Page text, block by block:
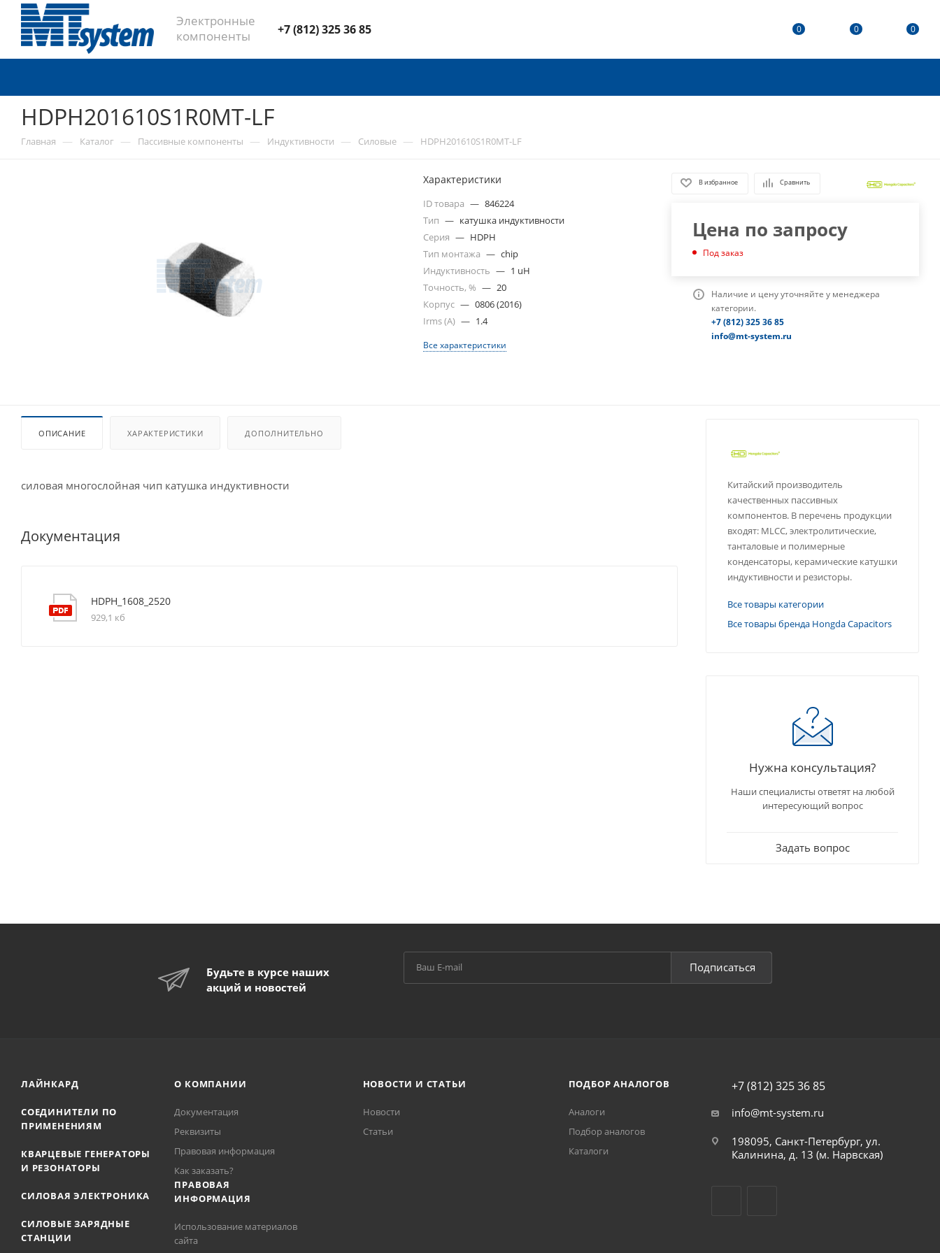
Электронные
компоненты
+7 (812) 325 36 85 0 0 0
HDPH201610S1R0MT-LF
Главная — Каталог — Пассивные компоненты — Индуктивности — Силовые — HDPH201610S1R0MT-LF
Характеристики
ID товара — 846224
Тип — катушка индуктивности
Серия — HDPH
Тип монтажа — chip
Индуктивность — 1 uH
Точность, % — 20
Корпус — 0806 (2016)
Irms (A) — 1.4
Все характеристики
В избранное Сравнить
Цена по запросу
Под заказ
Наличие и цену уточняйте у менеджера
категории.
+7 (812) 325 36 85
info@mt-system.ru
ОПИСАНИЕ ХАРАКТЕРИСТИКИ ДОПОЛНИТЕЛЬНО
силовая многослойная чип катушка индуктивности
Документация
HDPH_1608_2520
929,1 кб
Китайский производитель
качественных пассивных
компонентов. В перечень продукции
входят: MLCC, электролитические,
танталовые и полимерные
конденсаторы, керамические катушки
индуктивности и резисторы.
Все товары категории
Все товары бренда Hongda Capacitors
Нужна консультация?
Наши специалисты ответят на любой
интересующий вопрос
Задать вопрос
Будьте в курсе наших
акций и новостей
Подписаться
ЛАЙНКАРД
СОЕДИНИТЕЛИ ПО
ПРИМЕНЕНИЯМ
КВАРЦЕВЫЕ ГЕНЕРАТОРЫ
И РЕЗОНАТОРЫ
СИЛОВАЯ ЭЛЕКТРОНИКА
СИЛОВЫЕ ЗАРЯДНЫЕ
СТАНЦИИ
О КОМПАНИИ
Документация
Реквизиты
Правовая информация
Как заказать?
ПРАВОВАЯ
ИНФОРМАЦИЯ
Использование материалов
сайта
НОВОСТИ И СТАТЬИ
Новости
Статьи
ПОДБОР АНАЛОГОВ
Аналоги
Подбор аналогов
Каталоги
+7 (812) 325 36 85
info@mt-system.ru
198095, Санкт-Петербург, ул.
Калинина, д. 13 (м. Нарвская)